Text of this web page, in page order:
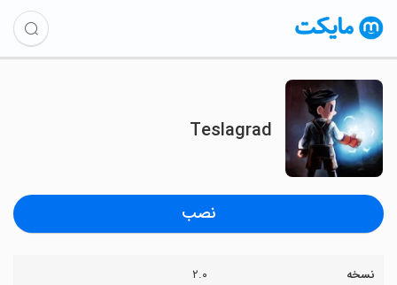
Teslagrad
نصب
نسخه ۲.۰